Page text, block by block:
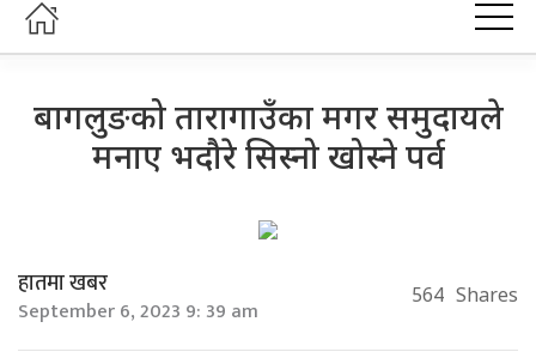
बागलुङको तारागाउँका मगर समुदायले
मनाए भदौरे सिस्नो खोस्ने पर्व
हातमा खबर
September 6, 2023 9: 39 am 564 Shares